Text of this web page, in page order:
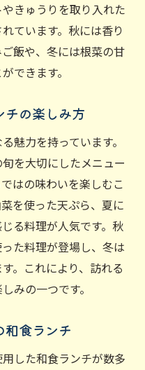
きゅうりを取り入れた
ています。秋には香り
飯や、冬には根菜の甘
できます。
チの楽しみ方
魅力を持っています。
を大切にしたメニュー
はの味わいを楽しむこ
を使った天ぷら、夏に
る料理が人気です。秋
た料理が登場し、冬は
。これにより、訪れる
みの一つです。
食ランチ
した和食ランチが数多